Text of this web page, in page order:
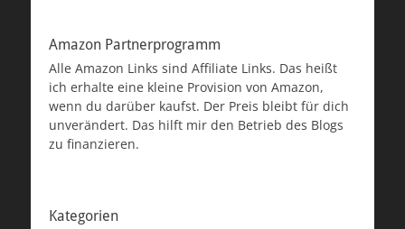
Amazon Partnerprogramm
Alle Amazon Links sind Affiliate Links. Das heißt
ich erhalte eine kleine Provision von Amazon,
wenn du darüber kaufst. Der Preis bleibt für dich
unverändert. Das hilft mir den Betrieb des Blogs
zu finanzieren.
Kategorien